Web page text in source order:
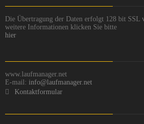
Die Übertragung der Daten erfolgt 128 bit SSL
weitere Informationen klicken Sie bitte
hier
www.laufmanager.net
E-mail: info@laufmanager.net
Kontaktformular